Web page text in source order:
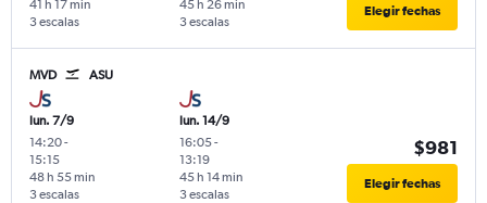
3 escalas
41 h 17 min
3 escalas
45 h 26 min Elegir fechas
MVD ASU
lun. 7/9
14:20-
15:15
3 escalas
48 h 55 min
lun. 14/9
16:05-
13:19
3 escalas
45 h 14 min
$981
Elegir fechas